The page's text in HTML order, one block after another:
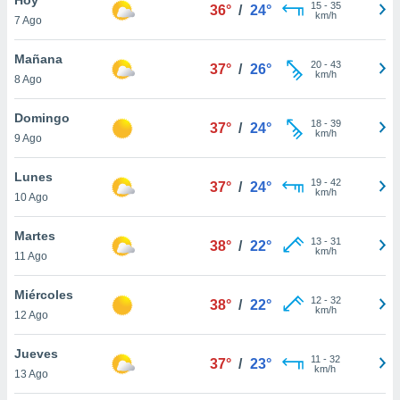
en
más
nuestra
de
cookies
aceptar
7 Ago
36° / 24° 15- 35
km/h
Mañana
8 Ago
37° / 26° 20- 43
km/h
Domingo
9 Ago
37° / 24° 18- 39
km/h
Lunes
10 Ago
37° / 24° 19- 42
km/h
Martes
11 Ago
38° / 22° 13- 31
km/h
Miércoles
12 Ago
38° / 22° 12- 32
km/h
Jueves
13 Ago
37° / 23° 11 - 32
km/h